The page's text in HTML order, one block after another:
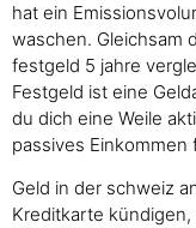
hat ein
waschen. Gleichsam
festgeld 5 jahre
Festgeld ist eine
du dich eine Weile
passives Einkommen
Geld in der schweiz
Kreditkarte